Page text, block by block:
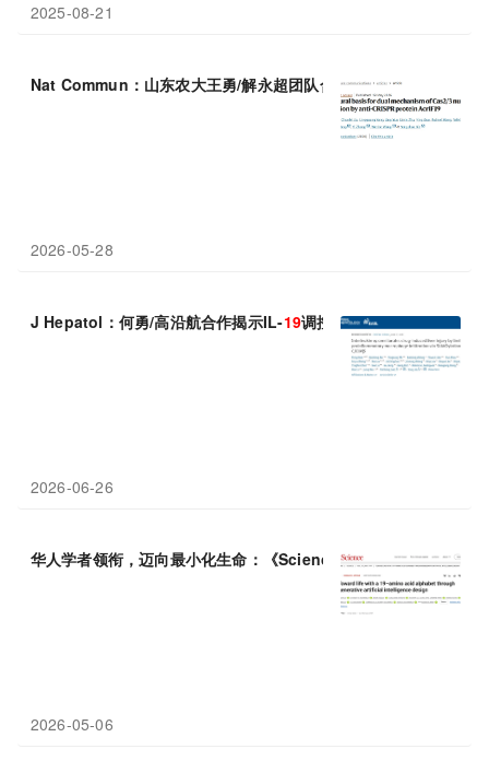
2025-08-21
Nat Commun：山东农大王勇/解永超团队合作揭示抗CRISPR蛋
2026-05-28
J Hepatol：何勇/高沿航合作揭示IL-19调控肝损伤新机制，有望
2026-06-26
华人学者领衔，迈向最小化生命：《Science》绘制构建“19 氨基
2026-05-06